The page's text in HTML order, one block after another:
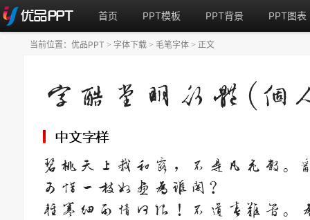
首页 PPT模板 PPT背景 PPT图表
当前位置： 优品PPT > 字体下载 > 毛笔字体 > 正文